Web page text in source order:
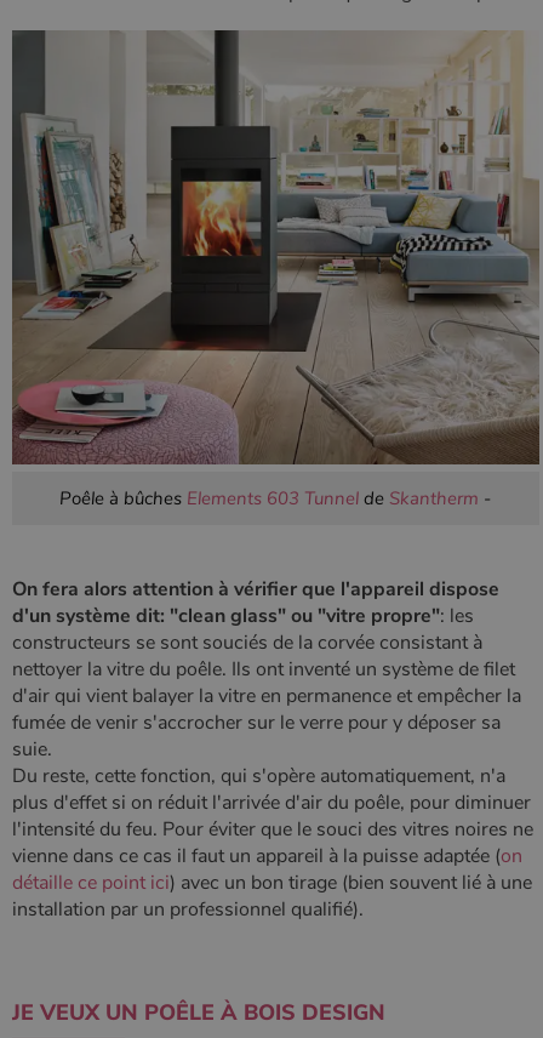
Poêle à bûches Elements 603 Tunnel de Skantherm -
On fera alors attention à vérifier que l'appareil dispose
d'un système dit: "clean glass" ou "vitre propre": les
constructeurs se sont souciés de la corvée consistant à
nettoyer la vitre du poêle. Ils ont inventé un système de filet
d'air qui vient balayer la vitre en permanence et empêcher la
fumée de venir s'accrocher sur le verre pour y déposer sa
suie.
Du reste, cette fonction, qui s'opère automatiquement, n'a
plus d'effet si on réduit l'arrivée d'air du poêle, pour diminuer
l'intensité du feu. Pour éviter que le souci des vitres noires ne
vienne dans ce cas il faut un appareil à la puisse adaptée (on
détaille ce point ici) avec un bon tirage (bien souvent lié à une
installation par un professionnel qualifié).
JE VEUX UN POÊLE À BOIS DESIGN